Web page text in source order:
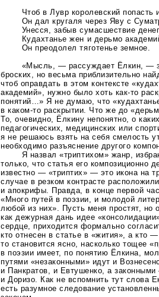
Чтоб в Лувр королевский попасть
Он дал кругаля через Яву с
Унесся, забыв сумасшествие
Кудахтанье жен и дерьмо
Он преодолел тяготенье земное.
«Мысль, — рассуждает Ёлкин, —
броских, но весьма приблизительно
чтоб оправдать в этом контексте
академий», нужно было хоть как-то
понятий…» Я не думаю, что
вкаком-то раскрытии. Что же до
То, очевидно, Ёлкину непонятно, о
педагогических, медицинских или
я не решаюсь взять на себя смелость
необходимо разъяснение другого
Я назвал «триптихом» жанр,
только, что статья его композиционно
известно — «триптих» — это икона на
случае в резком контрасте
и апокрифы. Правда, в конце первой
«Много путей в поэзии, и молодой
любой из них». Пусть меня простят, но
как дежурная дань идее
сердце, приходится формально
кто отнесен в статье в «жития», а кто
то становится ясно, насколько тощее
в поэзии имеет, по понятию Ёлкина,
путями «незаконными» идут и
и Панкратов, и Евтушенко, а
и Доризо. Как не вспомнить тут слова
есть разумное следование